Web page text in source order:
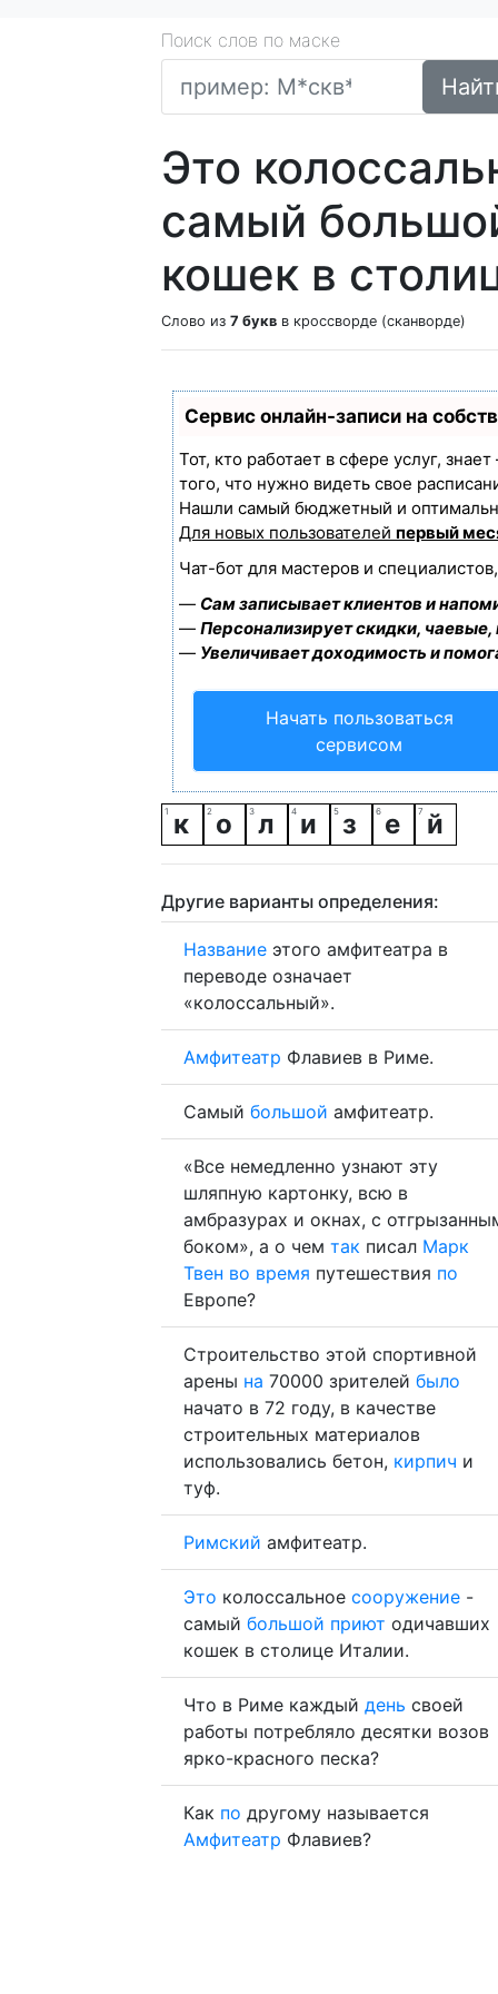
Поиск слов по маске
Это
самый
кошек в
Слово из 7 букв в кроссворде (сканворде)
Сервис онлайн-записи на
Тот, кто работает в сфере услуг,
того, что нужно видеть свое
Нашли самый бюджетный и
Для новых пользователей первый
Чат-бот для мастеров и
— Сам записывает клиентов и
— Персонализирует скидки,
— Увеличивает доходимость и
Начать пользоваться
сервисом
к о л и з е й
Другие варианты определения:
Название этого амфитеатра в
переводе означает
«колоссальный».
Амфитеатр Флавиев в Риме.
Самый большой амфитеатр.
«Все немедленно узнают эту
шляпную картонку, всю в
амбразурах и окнах, с
боком», а о чем так писал Марк
Твен во время путешествия по
Европе?
Строительство этой спортивной
арены на 70000 зрителей было
начато в 72 году, в качестве
строительных материалов
использовались бетон, кирпич и
туф.
Римский амфитеатр.
Это колоссальное сооружение -
самый большой приют одичавших
кошек в столице Италии.
Что в Риме каждый день своей
работы потребляло десятки возов
ярко-красного песка?
Как по другому называется
Амфитеатр Флавиев?